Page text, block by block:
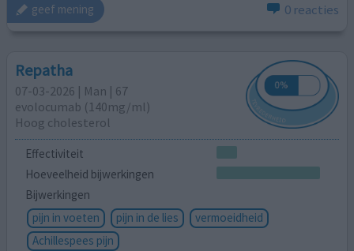
geef mening 0 reacties
Repatha
07-03-2026 | Man | 67
evolocumab (140mg/ml)
Hoog cholesterol
Effectiviteit
Hoeveelheid bijwerkingen
Bijwerkingen
pijn in voeten
pijn in de lies
vermoeidheid
Achillespees pijn